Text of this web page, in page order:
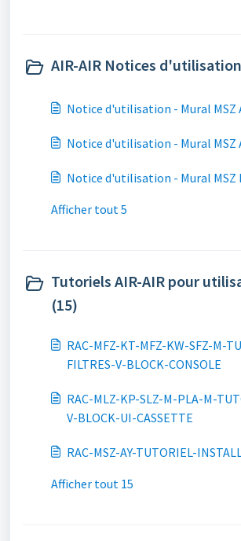
AIR-AIR Notices
Notice d'utilisation - Mural MSZ
Notice d'utilisation - Mural MSZ
Notice d'utilisation - Mural MSZ
Afficher tout 5
Tutoriels AIR-AIR pour
(15)
RAC-MFZ-KT-MFZ-KW-SFZ-M-
FILTRES-V-BLOCK-CONSOLE
RAC-MLZ-KP-SLZ-M-PLA-M-
V-BLOCK-UI-CASSETTE
RAC-MSZ-AY-TUTORIEL-
Afficher tout 15